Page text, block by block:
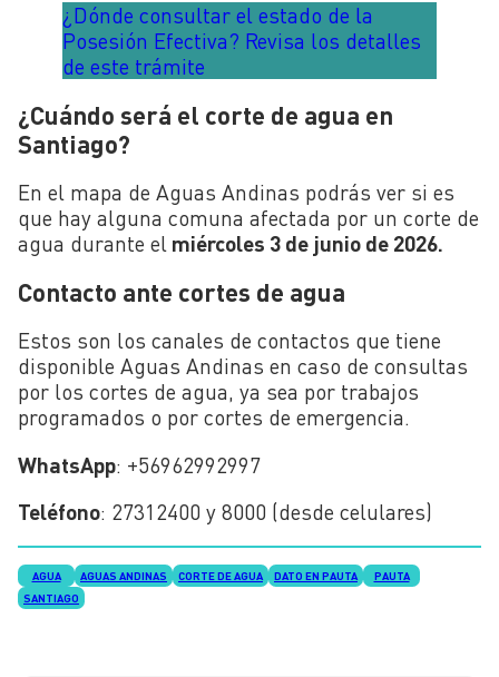
¿Dónde consultar el estado de la
Posesión Efectiva? Revisa los detalles
de este trámite
¿Cuándo será el corte de agua en
Santiago?
En el mapa de Aguas Andinas podrás ver si es
que hay alguna comuna afectada por un corte de
agua durante el miércoles 3 de junio de 2026.
Contacto ante cortes de agua
Estos son los canales de contactos que tiene
disponible Aguas Andinas en caso de consultas
por los cortes de agua, ya sea por trabajos
programados o por cortes de emergencia.
WhatsApp: +56962992997
Teléfono: 27312400 y 8000 (desde celulares)
AGUA AGUAS ANDINAS CORTE DE AGUA DATO EN PAUTA
PAUTA
SANTIAGO